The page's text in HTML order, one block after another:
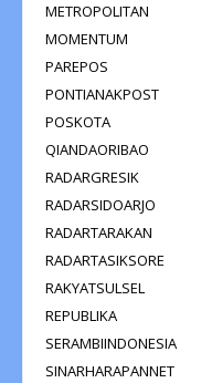
METROPOLITAN
MOMENTUM
PAREPOS
PONTIANAKPOST
POSKOTA
QIANDAORIBAO
RADARGRESIK
RADARSIDOARJO
RADARTARAKAN
RADARTASIKSORE
RAKYATSULSEL
REPUBLIKA
SERAMBIINDONESIA
SINARHARAPANNET